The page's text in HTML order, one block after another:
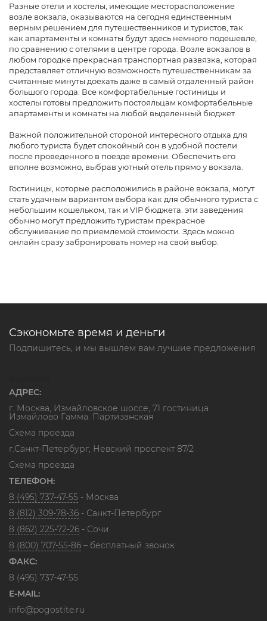
Разные отели и хостелы, имеющие месторасположение
возле вокзала, оказываются на сегодня единственным
верным решением для путешественников и туристов, так
как апартаменты и комнаты будут здесь немного подешевле,
по сравнению с отелями в центре города. Возле вокзалов в
любом городке прекрасная транспортная развязка, которая
представляет отличную возможность путешественникам за
считанные минуты доехать даже в самый отдаленный район
большого города. Все комфортабельные гостиницы и
хостелы готовы предложить постояльцам комфортабельные
апартаменты и комнаты на любой выделенный бюджет.
Важной положительной стороной интересного отдыха для
любого туриста будет спокойный сон в удобной постели
после проведенного в поезде времени. Обеспечить его
вполне возможно, выбрав уютный отель прямо у вокзала.
Гостиницы, которые расположились в районе вокзала, могут
стать удачным вариантом выбора как для обычного туриста с
небольшим кошельком, так и VIP бюджета. эти заведения
обычно могут предложить туристам прекрасное
обслуживание по приемлемой стоимости. Здесь можно
онлайн сразу забронировать номер на свой выбор.
Сэкономьте время и деньги
Подпишитесь, и мы вышлем вам лучшие предложения
АДРЕС:
г. Москва, Измайловское шоссе, 71 гостиница
Измайлово Гамма. Партизанская
Схема проезда
г.Санкт-Петербург, Невский проспект 87/2
Схема проезда
ТЕЛЕФОН:
8 (495) 737-47-55 - Москва
8 (812) 309-78-36 - Санкт-Петербург
8 (862) 225-72-26 - Сочи
8 (800) 707-55-86 – бесплатный звонок
ФАКС:
8 (495) 737-47-55
E-MAIL:
info@pogostite.ru